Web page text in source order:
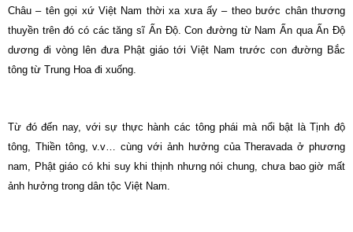
Châu – tên gọi xứ Việt Nam thời xa xưa ấy – theo bước chân thương
thuyền trên đó có các tăng sĩ Ấn Ðộ. Con đường từ Nam Ấn qua Ấn Ðộ
dương đi vòng lên đưa Phật giáo tới Việt Nam trước con đường Bắc
tông từ Trung Hoa đi xuống.
Từ đó đến nay, với sự thực hành các tông phái mà nổi bật là Tịnh độ
tông, Thiền tông, v.v… cùng với ảnh hưởng của Theravada ở phương
nam, Phật giáo có khi suy khi thịnh nhưng nói chung, chưa bao giờ mất
ảnh hưởng trong dân tộc Việt Nam.